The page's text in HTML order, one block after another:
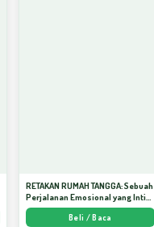
RETAKAN RUMAH TANGGA: Sebuah
Perjalanan Emosional yang Intim
dan Mendalam - Arda Dinata
Beli / Baca